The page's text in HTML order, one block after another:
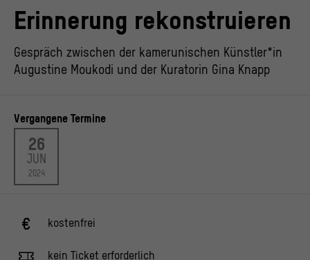
Erinnerung rekonstruieren
Gespräch zwischen der kamerunischen Künstler*in
Augustine Moukodi und der Kuratorin Gina Knapp
Vergangene Termine
26
JUN
2024
kostenfrei
kein Ticket erforderlich